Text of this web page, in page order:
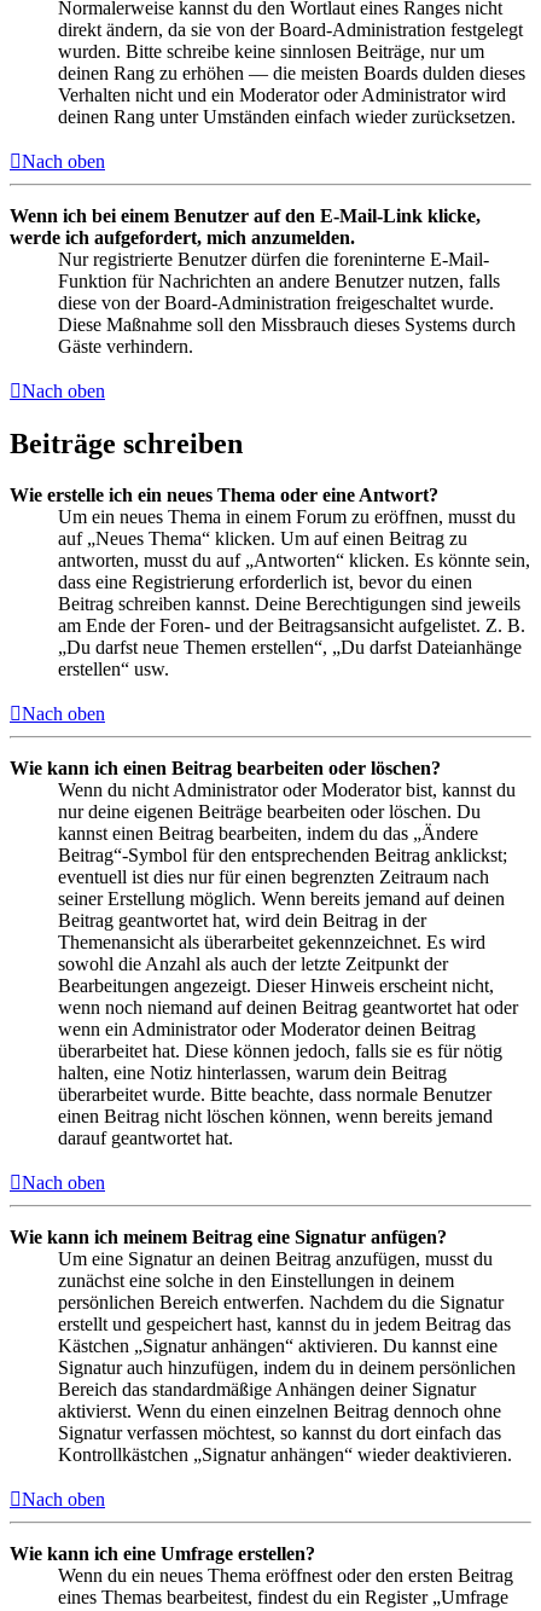
Normalerweise kannst du den Wortlaut eines Ranges nicht
direkt ändern, da sie von der Board-Administration festgelegt
wurden. Bitte schreibe keine sinnlosen Beiträge, nur um
deinen Rang zu erhöhen — die meisten Boards dulden dieses
Verhalten nicht und ein Moderator oder Administrator wird
deinen Rang unter Umständen einfach wieder zurücksetzen.
Nach oben
Wenn ich bei einem Benutzer auf den E-Mail-Link klicke,
werde ich aufgefordert, mich anzumelden.
Nur registrierte Benutzer dürfen die foreninterne E-Mail-
Funktion für Nachrichten an andere Benutzer nutzen, falls
diese von der Board-Administration freigeschaltet wurde.
Diese Maßnahme soll den Missbrauch dieses Systems durch
Gäste verhindern.
Nach oben
Beiträge schreiben
Wie erstelle ich ein neues Thema oder eine Antwort?
Um ein neues Thema in einem Forum zu eröffnen, musst du
auf „Neues Thema“ klicken. Um auf einen Beitrag zu
antworten, musst du auf „Antworten“ klicken. Es könnte sein,
dass eine Registrierung erforderlich ist, bevor du einen
Beitrag schreiben kannst. Deine Berechtigungen sind jeweils
am Ende der Foren- und der Beitragsansicht aufgelistet. Z. B.
„Du darfst neue Themen erstellen“, „Du darfst Dateianhänge
erstellen“ usw.
Nach oben
Wie kann ich einen Beitrag bearbeiten oder löschen?
Wenn du nicht Administrator oder Moderator bist, kannst du
nur deine eigenen Beiträge bearbeiten oder löschen. Du
kannst einen Beitrag bearbeiten, indem du das „Ändere
Beitrag“-Symbol für den entsprechenden Beitrag anklickst;
eventuell ist dies nur für einen begrenzten Zeitraum nach
seiner Erstellung möglich. Wenn bereits jemand auf deinen
Beitrag geantwortet hat, wird dein Beitrag in der
Themenansicht als überarbeitet gekennzeichnet. Es wird
sowohl die Anzahl als auch der letzte Zeitpunkt der
Bearbeitungen angezeigt. Dieser Hinweis erscheint nicht,
wenn noch niemand auf deinen Beitrag geantwortet hat oder
wenn ein Administrator oder Moderator deinen Beitrag
überarbeitet hat. Diese können jedoch, falls sie es für nötig
halten, eine Notiz hinterlassen, warum dein Beitrag
überarbeitet wurde. Bitte beachte, dass normale Benutzer
einen Beitrag nicht löschen können, wenn bereits jemand
darauf geantwortet hat.
Nach oben
Wie kann ich meinem Beitrag eine Signatur anfügen?
Um eine Signatur an deinen Beitrag anzufügen, musst du
zunächst eine solche in den Einstellungen in deinem
persönlichen Bereich entwerfen. Nachdem du die Signatur
erstellt und gespeichert hast, kannst du in jedem Beitrag das
Kästchen „Signatur anhängen“ aktivieren. Du kannst eine
Signatur auch hinzufügen, indem du in deinem persönlichen
Bereich das standardmäßige Anhängen deiner Signatur
aktivierst. Wenn du einen einzelnen Beitrag dennoch ohne
Signatur verfassen möchtest, so kannst du dort einfach das
Kontrollkästchen „Signatur anhängen“ wieder deaktivieren.
Nach oben
Wie kann ich eine Umfrage erstellen?
Wenn du ein neues Thema eröffnest oder den ersten Beitrag
eines Themas bearbeitest, findest du ein Register „Umfrage